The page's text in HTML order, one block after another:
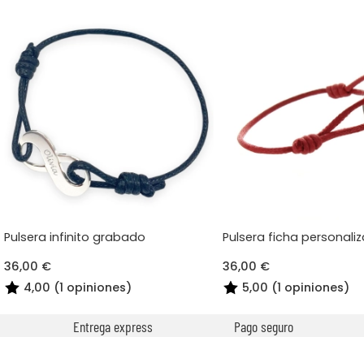
Pulsera infinito grabado
36,00 €
4,00 (1 opiniones)
Pulsera ficha
36,00 €
5,00 (1 opiniones)
Entrega express Pago seguro